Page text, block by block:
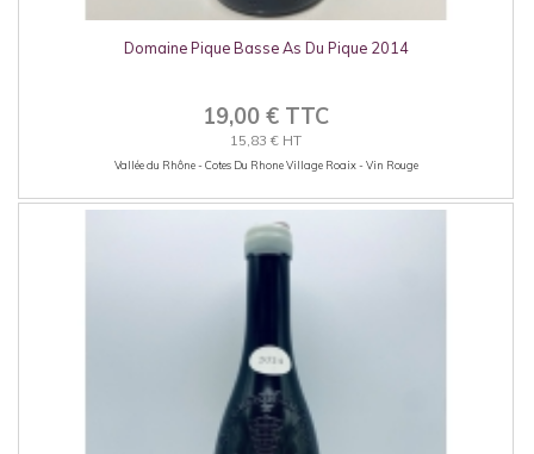
Domaine Pique Basse As Du Pique 2014
19,00 € TTC
15,83 € HT
Vallée du Rhône - Cotes Du Rhone Village Roaix - Vin Rouge